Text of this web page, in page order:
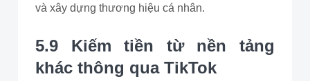
và xây dựng thương hiệu cá nhân.
5.9 Kiếm tiền từ nền tảng
khác thông qua TikTok